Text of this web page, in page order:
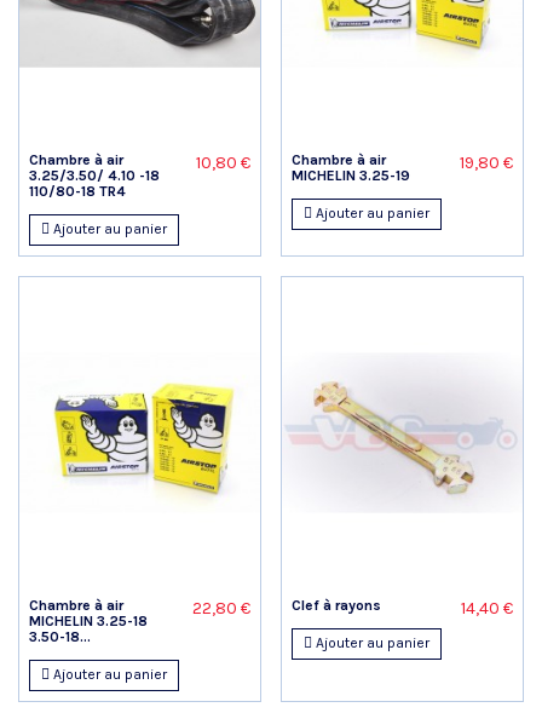
Chambre à air
3.25/3.50/ 4.10 -18
110/80-18 TR4
10,80 €
Ajouter au panier
Chambre à air
MICHELIN 3.25-19
19,80 €
Ajouter au panier
Chambre à air
MICHELIN 3.25-18
3.50-18...
22,80 €
Ajouter au panier
Clef à rayons 14,40 €
Ajouter au panier